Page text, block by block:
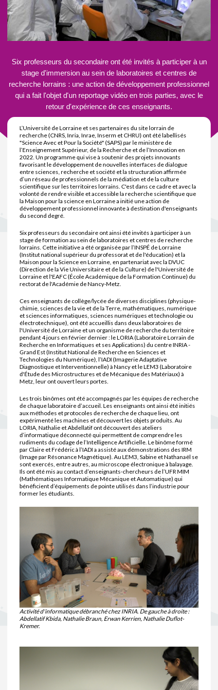
Six professeurs du secondaire ont été invités à participer à un
stage d'immersion au sein de laboratoires et centres de
recherche lorrains : une action de développement professionnel
qui a fait l'objet d'un reportage vidéo en trois parties, avec le
retour d'expérience de ces enseignants.
L’Université de Lorraine et ses partenaires du site lorrain de
recherche (CNRS, Inria, Inrae, Inserm et CHRU) ont été labellisés
"Science Avec et Pour la Société" (SAPS) par le ministère de
l’Enseignement Supérieur, de la Recherche et de l’Innovation en
2022. Un programme qui vise à soutenir des projets innovants
favorisant le développement de nouvelles interfaces de dialogue
entre sciences, recherche et société et la structuration affirmée
d’un réseau de professionnels de la médiation et de la culture
scientifique sur les territoires lorrains. C'est dans ce cadre et avec la
volonté de rendre visible et accessible la recherche scientifique que
la Maison pour la science en Lorraine a initié une action de
développement professionnel innovante à destination d'enseignants
du second degré.
Six professeurs du secondaire ont ainsi été invités à participer à un
stage de formation au sein de laboratoires et centres de recherche
lorrains. Cette initiative a été organisée par l’INSPÉ de Lorraine
(Institut national supérieur du professorat et de l'éducation) et la
Maison pour la Science en Lorraine, en partenariat avec la DVUC
(Direction de la Vie Universitaire et de la Culture) de l'Université de
Lorraine et l'EAFC (École Académique de la Formation Continue) du
rectorat de l'Académie de Nancy-Metz.
Ces enseignants de collège/lycée de diverses disciplines (physique-
chimie, sciences de la vie et de la Terre, mathématiques, numérique
et sciences informatiques, sciences numériques et technologie ou
électrotechnique), ont été accueillis dans deux laboratoires de
l'Université de Lorraine et un organisme de recherche du territoire
pendant 4 jours en février dernier : le LORIA (Laboratoire Lorrain de
Recherche en Informatiques et ses Applications) du centre INRIA -
Grand Est (Institut National de Recherche en Sciences et
Technologies du Numérique), l’IADI (Imagerie Adaptative
Diagnostique et Interventionnelle) à Nancy et le LEM3 (Laboratoire
d'Étude des Microstructures et de Mécanique des Matériaux) à
Metz, leur ont ouvert leurs portes.
Les trois binômes ont été accompagnés par les équipes de recherche
de chaque laboratoire d’accueil. Les enseignants ont ainsi été initiés
aux méthodes et protocoles de recherche de chaque lieu, ont
expérimenté les machines et découvert les objets produits. Au
LORIA, Nathalie et Abdellatif ont découvert des ateliers
d’informatique déconnecté qui permettent de comprendre les
rudiments du codage de l’Intelligence Artificielle. Le binôme formé
par Claire et Frédéric à l’IADI a assisté aux démonstrations des IRM
(Image par Résonance Magnétique). Au LEM3, Sabine et Nathanaël se
sont exercés, entre autres, au microscope électronique à balayage.
Ils ont été mis au contact d’enseignants-chercheurs de l’UFR MIM
(Mathématiques Informatique Mécanique et Automatique) qui
bénéficient d’équipements de pointe utilisés dans l’industrie pour
former les étudiants.
Activité d'informatique débranché chez INRIA. De gauche à droite :
Abdellatif Kbida, Nathalie Braun, Erwan Kerrien, Nathalie Duflot-
Kremer.